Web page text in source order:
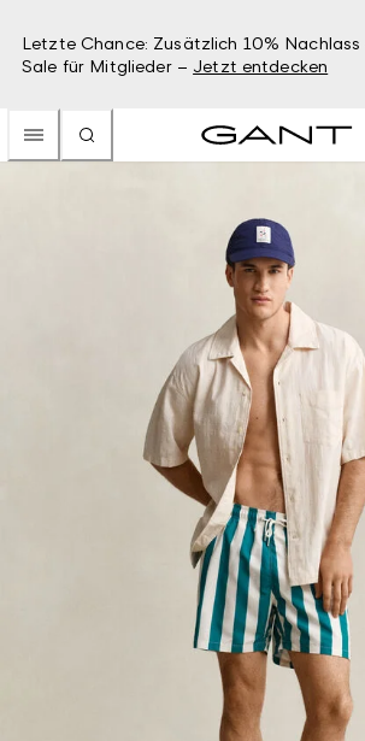
Letzte Chance: Zusätzlich 10% Nachlass
Sale für Mitglieder – Jetzt entdecken